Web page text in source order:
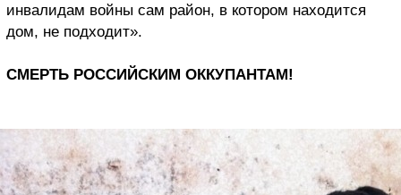
инвалидам войны сам район, в котором находится
дом, не подходит».
СМЕРТЬ РОССИЙСКИМ ОККУПАНТАМ!